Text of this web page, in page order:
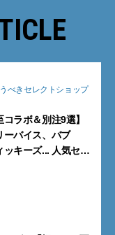
コラボ＆別注9選】
ーバイス、バブ
ッキーズ... 人気セレ